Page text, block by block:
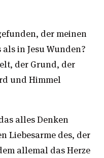
der meinen
in Jesu Wunden?
der Grund, der
und Himmel
alles Denken
Liebesarme des, der
allemal das Herze